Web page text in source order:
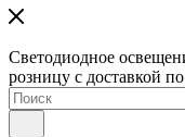
Светодиодное
розницу с доставкой